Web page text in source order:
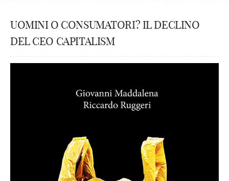
UOMINI O CONSUMATORI? IL DECLINO
DEL CEO CAPITALISM